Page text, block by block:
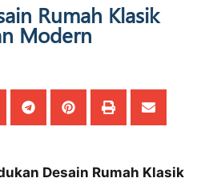
Rumah Klasik
Modern
Desain Rumah Klasik